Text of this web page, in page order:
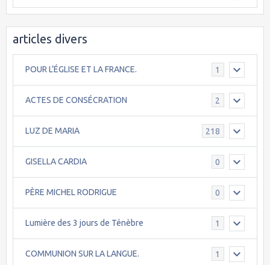
articles divers
POUR L’ÉGLISE ET LA FRANCE. 1
ACTES DE CONSÉCRATION 2
LUZ DE MARIA 218
GISELLA CARDIA 0
PÈRE MICHEL RODRIGUE 0
Lumière des 3 jours de Ténèbre 1
COMMUNION SUR LA LANGUE. 1